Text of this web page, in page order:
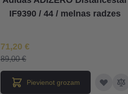
IF9390 / 44 / melnas radzes
Īpaša Cena
71,20 €
89,00 €
Pievienot grozam